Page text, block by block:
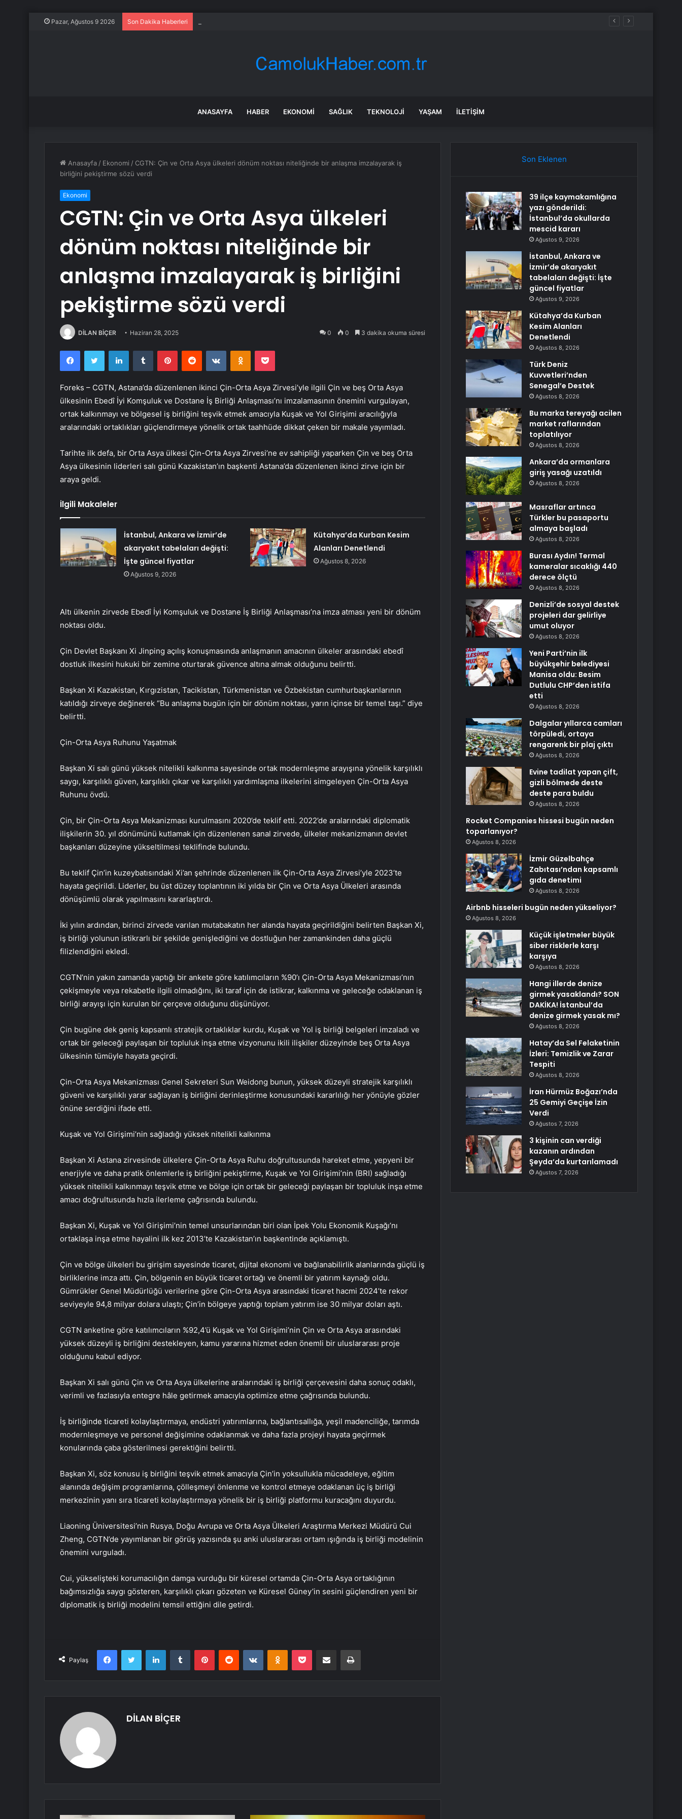
Pazar, Ağustos 9 2026 Son Dakika Haberleri
ANASAYFA HABER EKONOMI SAĞLIK TEKNOLOJI YAŞAM İLETIŞIM
Anasayfa / Ekonomi / CGTN: Çin ve Orta Asya ülkeleri dönüm noktası niteliğinde bir anlaşma imzalayarak iş
birliğini pekiştirme sözü verdi
Ekonomi
CGTN: Çin ve Orta Asya ülkeleri
dönüm noktası niteliğinde bir
anlaşma imzalayarak iş birliğini
pekiştirme sözü verdi
DİLAN BİÇER Haziran 28, 2025 0 0 3 dakika okuma süresi
FacebookTwitter LinkedInTumblr PinterestReddit VKontakteOdnoklassniki
Pocket
Foreks – CGTN, Astana’da düzenlenen ikinci Çin-Orta Asya Zirvesi’yle ilgili Çin ve beş Orta Asya
ülkesinin Ebedî İyi Komşuluk ve Dostane İş Birliği Anlaşması’nı imzalamasının önemini vurgulayan,
ortak kalkınmayı ve bölgesel iş birliğini teşvik etmek amacıyla Kuşak ve Yol Girişimi aracılığıyla
aralarındaki ortaklıkları güçlendirmeye yönelik ortak taahhüde dikkat çeken bir makale yayımladı.
Tarihte ilk defa, bir Orta Asya ülkesi Çin-Orta Asya Zirvesi’ne ev sahipliği yaparken Çin ve beş Orta
Asya ülkesinin liderleri salı günü Kazakistan’ın başkenti Astana’da düzenlenen ikinci zirve için bir
araya geldi.
İlgili Makaleler
İstanbul, Ankara ve İzmir’de
akaryakıt tabelaları değişti:
İşte güncel fiyatlar
Ağustos 9, 2026
Kütahya’da Kurban Kesim
Alanları Denetlendi
Ağustos 8, 2026
Altı ülkenin zirvede Ebedî İyi Komşuluk ve Dostane İş Birliği Anlaşması’na imza atması yeni bir dönüm
noktası oldu.
Çin Devlet Başkanı Xi Jinping açılış konuşmasında anlaşmanın amacının ülkeler arasındaki ebedî
dostluk ilkesini hukuki bir zemine oturtarak güvence altına almak olduğunu belirtti.
Başkan Xi Kazakistan, Kırgızistan, Tacikistan, Türkmenistan ve Özbekistan cumhurbaşkanlarının
katıldığı zirveye değinerek “Bu anlaşma bugün için bir dönüm noktası, yarın içinse bir temel taşı.” diye
belirtti.
Çin-Orta Asya Ruhunu Yaşatmak
Başkan Xi salı günü yüksek nitelikli kalkınma sayesinde ortak modernleşme arayışına yönelik karşılıklı
saygı, karşılıklı güven, karşılıklı çıkar ve karşılıklı yardımlaşma ilkelerini simgeleyen Çin-Orta Asya
Ruhunu övdü.
Çin, bir Çin-Orta Asya Mekanizması kurulmasını 2020’de teklif etti. 2022’de aralarındaki diplomatik
ilişkilerin 30. yıl dönümünü kutlamak için düzenlenen sanal zirvede, ülkeler mekanizmanın devlet
başkanları düzeyine yükseltilmesi teklifinde bulundu.
Bu teklif Çin’in kuzeybatısındaki Xi’an şehrinde düzenlenen ilk Çin-Orta Asya Zirvesi’yle 2023’te
hayata geçirildi. Liderler, bu üst düzey toplantının iki yılda bir Çin ve Orta Asya Ülkeleri arasında
dönüşümlü olarak yapılmasını kararlaştırdı.
İki yılın ardından, birinci zirvede varılan mutabakatın her alanda hayata geçirildiğini belirten Başkan Xi,
iş birliği yolunun istikrarlı bir şekilde genişlediğini ve dostluğun her zamankinden daha güçlü
filizlendiğini ekledi.
CGTN’nin yakın zamanda yaptığı bir ankete göre katılımcıların %90’ı Çin-Orta Asya Mekanizması’nın
çekişmeyle veya rekabetle ilgili olmadığını, iki taraf için de istikrar, kalkınma ve geleceğe odaklanan iş
birliği arayışı için kurulan bir çerçeve olduğunu düşünüyor.
Çin bugüne dek geniş kapsamlı stratejik ortaklıklar kurdu, Kuşak ve Yol iş birliği belgeleri imzaladı ve
ortak bir geleceği paylaşan bir topluluk inşa etme vizyonunu ikili ilişkiler düzeyinde beş Orta Asya
ülkesinin tümüyle hayata geçirdi.
Çin-Orta Asya Mekanizması Genel Sekreteri Sun Weidong bunun, yüksek düzeyli stratejik karşılıklı
güveni ve karşılıklı yarar sağlayan iş birliğini derinleştirme konusundaki kararlılığı her yönüyle gözler
önüne serdiğini ifade etti.
Kuşak ve Yol Girişimi’nin sağladığı yüksek nitelikli kalkınma
Başkan Xi Astana zirvesinde ülkelere Çin-Orta Asya Ruhu doğrultusunda hareket etme, yepyeni bir
enerjiyle ve daha pratik önlemlerle iş birliğini pekiştirme, Kuşak ve Yol Girişimi’nin (BRI) sağladığı
yüksek nitelikli kalkınmayı teşvik etme ve bölge için ortak bir geleceği paylaşan bir topluluk inşa etme
amacı doğrultusunda hızla ilerleme çağrısında bulundu.
Başkan Xi, Kuşak ve Yol Girişimi’nin temel unsurlarından biri olan İpek Yolu Ekonomik Kuşağı’nı
ortaklaşa inşa etme hayalini ilk kez 2013’te Kazakistan’ın başkentinde açıklamıştı.
Çin ve bölge ülkeleri bu girişim sayesinde ticaret, dijital ekonomi ve bağlanabilirlik alanlarında güçlü iş
birliklerine imza attı. Çin, bölgenin en büyük ticaret ortağı ve önemli bir yatırım kaynağı oldu.
Gümrükler Genel Müdürlüğü verilerine göre Çin-Orta Asya arasındaki ticaret hacmi 2024’te rekor
seviyeyle 94,8 milyar dolara ulaştı; Çin’in bölgeye yaptığı toplam yatırım ise 30 milyar doları aştı.
CGTN anketine göre katılımcıların %92,4’ü Kuşak ve Yol Girişimi’nin Çin ve Orta Asya arasındaki
yüksek düzeyli iş birliğini destekleyen, kamu yararına hizmet eden önemli bir uluslararası proje
olduğunu kabul ediyor.
Başkan Xi salı günü Çin ve Orta Asya ülkelerine aralarındaki iş birliği çerçevesini daha sonuç odaklı,
verimli ve fazlasıyla entegre hâle getirmek amacıyla optimize etme çağrısında bulundu.
İş birliğinde ticareti kolaylaştırmaya, endüstri yatırımlarına, bağlantısallığa, yeşil madenciliğe, tarımda
modernleşmeye ve personel değişimine odaklanmak ve daha fazla projeyi hayata geçirmek
konularında çaba gösterilmesi gerektiğini belirtti.
Başkan Xi, söz konusu iş birliğini teşvik etmek amacıyla Çin’in yoksullukla mücadeleye, eğitim
alanında değişim programlarına, çölleşmeyi önlenme ve kontrol etmeye odaklanan üç iş birliği
merkezinin yanı sıra ticareti kolaylaştırmaya yönelik bir iş birliği platformu kuracağını duyurdu.
Liaoning Üniversitesi’nin Rusya, Doğu Avrupa ve Orta Asya Ülkeleri Araştırma Merkezi Müdürü Cui
Zheng, CGTN’de yayımlanan bir görüş yazısında şu anki uluslararası ortam ışığında iş birliği modelinin
önemini vurguladı.
Cui, yükselişteki korumacılığın damga vurduğu bir küresel ortamda Çin-Orta Asya ortaklığının
bağımsızlığa saygı gösteren, karşılıklı çıkarı gözeten ve Küresel Güney’in sesini güçlendiren yeni bir
diplomatik iş birliği modelini temsil ettiğini dile getirdi.
Paylaş
FacebookTwitter LinkedInTumblr PinterestReddit VKontakteOdnoklassniki
Pocket E-Posta ile paylaş Yazdır
DİLAN BİÇER
Son Eklenen
39 ilçe kaymakamlığına
yazı gönderildi:
İstanbul’da okullarda
mescid kararı
Ağustos 9, 2026
İstanbul, Ankara ve
İzmir’de akaryakıt
tabelaları değişti: İşte
güncel fiyatlar
Ağustos 9, 2026
Kütahya’da Kurban
Kesim Alanları
Denetlendi
Ağustos 8, 2026
Türk Deniz
Kuvvetleri’nden
Senegal’e Destek
Ağustos 8, 2026
Bu marka tereyağı acilen
market raflarından
toplatılıyor
Ağustos 8, 2026
Ankara’da ormanlara
giriş yasağı uzatıldı
Ağustos 8, 2026
Masraflar artınca
Türkler bu pasaportu
almaya başladı
Ağustos 8, 2026
Burası Aydın! Termal
kameralar sıcaklığı 440
derece ölçtü
Ağustos 8, 2026
Denizli’de sosyal destek
projeleri dar gelirliye
umut oluyor
Ağustos 8, 2026
Yeni Parti’nin ilk
büyükşehir belediyesi
Manisa oldu: Besim
Dutlulu CHP’den istifa
etti
Ağustos 8, 2026
Dalgalar yıllarca camları
törpüledi, ortaya
rengarenk bir plaj çıktı
Ağustos 8, 2026
Evine tadilat yapan çift,
gizli bölmede deste
deste para buldu
Ağustos 8, 2026
Rocket Companies hissesi bugün neden
toparlanıyor?
Ağustos 8, 2026
İzmir Güzelbahçe
Zabıtası’ndan kapsamlı
gıda denetimi
Ağustos 8, 2026
Airbnb hisseleri bugün neden yükseliyor?
Ağustos 8, 2026
Küçük işletmeler büyük
siber risklerle karşı
karşıya
Ağustos 8, 2026
Hangi illerde denize
girmek yasaklandı? SON
DAKİKA! İstanbul’da
denize girmek yasak mı?
Ağustos 8, 2026
Hatay’da Sel Felaketinin
İzleri: Temizlik ve Zarar
Tespiti
Ağustos 8, 2026
İran Hürmüz Boğazı’nda
25 Gemiyi Geçişe İzin
Verdi
Ağustos 7, 2026
3 kişinin can verdiği
kazanın ardından
Şeyda’da kurtarılamadı
Ağustos 7, 2026